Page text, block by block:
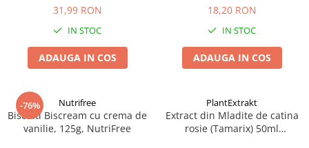
31,99 RON
IN STOC
ADAUGA IN COS
18,20 RON
IN STOC
ADAUGA IN COS
-76% Nutrifree
Biscuiti Biscream cu crema de
vanilie, 125g, NutriFree
PlantExtrakt
Extract din Mladite de catina
rosie (Tamarix) 50ml